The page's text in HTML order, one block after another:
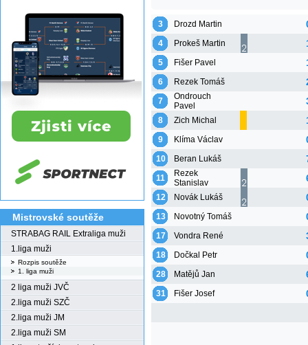
Mistrovské soutěže
STRABAG RAIL Extraliga muži
1.liga muži
Rozpis soutěže
1. liga muži
2 liga muži JVČ
2.liga muži SZČ
2.liga muži JM
2.liga muži SM
3 Drozd Martin
4 Prokeš Martin
5 Fišer Pavel
6 Rezek Tomáš
7
Ondrouch
Pavel
8 Zich Michal
9 Klíma Václav
10 Beran Lukáš
11
Rezek
Stanislav
12 Novák Lukáš
13 Novotný Tomáš
17 Vondra René
18 Dočkal Petr
28 Matějů Jan
31 Fišer Josef